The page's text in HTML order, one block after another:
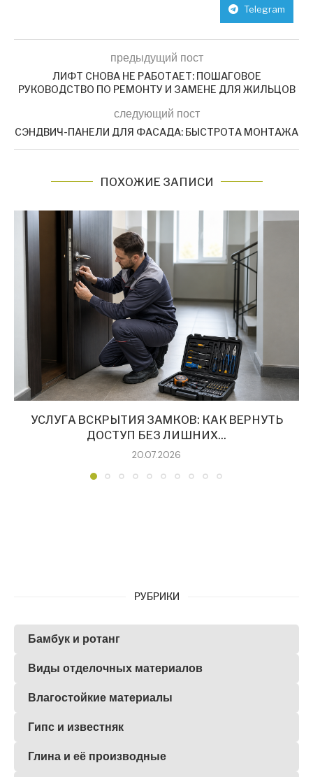
Telegram
предыдущий пост
ЛИФТ СНОВА НЕ РАБОТАЕТ: ПОШАГОВОЕ
РУКОВОДСТВО ПО РЕМОНТУ И ЗАМЕНЕ ДЛЯ ЖИЛЬЦОВ
следующий пост
СЭНДВИЧ-ПАНЕЛИ ДЛЯ ФАСАДА: БЫСТРОТА МОНТАЖА
ПОХОЖИЕ ЗАПИСИ
УСЛУГА ВСКРЫТИЯ ЗАМКОВ: КАК ВЕРНУТЬ
ДОСТУП БЕЗ ЛИШНИХ...
20.07.2026
РУБРИКИ
Бамбук и ротанг
Виды отделочных материалов
Влагостойкие материалы
Гипс и известняк
Глина и её производные